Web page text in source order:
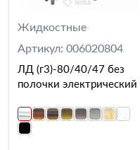
Жидкостные
Артикул: 006020804
ЛД (г3)-80/40/47 без
полочки электрический